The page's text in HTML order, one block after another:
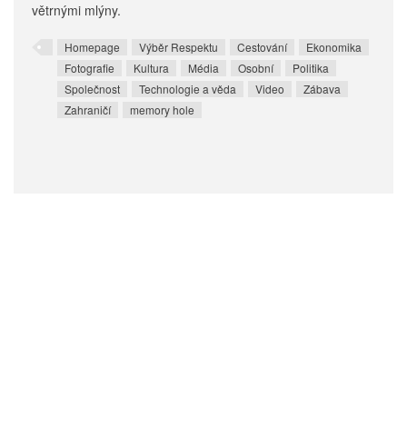
větrnými mlýny.
Homepage Výběr Respektu Cestování
Ekonomika
Fotografie
Kultura Média Osobní
Politika
Společnost
Technologie a věda Video
Zábava
Zahraničí
memory hole